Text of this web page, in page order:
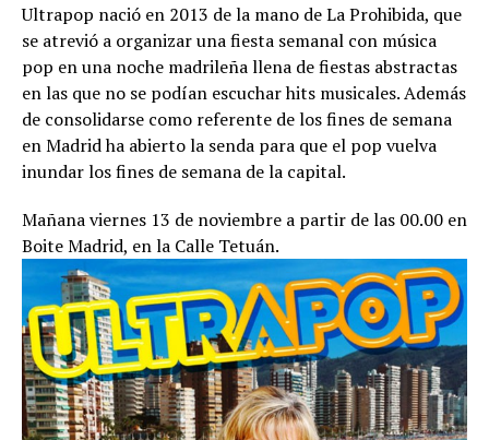
Ultrapop nació en 2013 de la mano de La Prohibida, que
se atrevió a organizar una fiesta semanal con música
pop en una noche madrileña llena de fiestas abstractas
en las que no se podían escuchar hits musicales. Además
de consolidarse como referente de los fines de semana
en Madrid ha abierto la senda para que el pop vuelva
inundar los fines de semana de la capital.
Mañana viernes 13 de noviembre a partir de las 00.00 en
Boite Madrid, en la Calle Tetuán.